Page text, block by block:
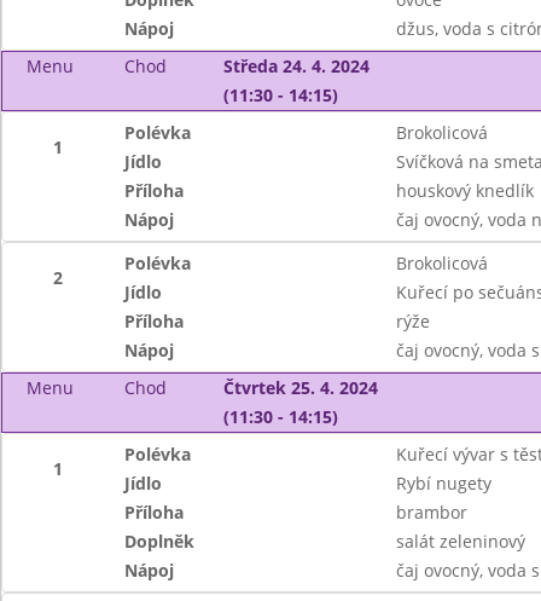
Nápoj
džus, voda s
Menu
Chod
Středa 24. 4. 2024
(11:30 - 14:15)
1
Polévka
Brokolicová
Jídlo
Svíčková na
Příloha
houskový knedlík
Nápoj
čaj ovocný, voda
2
Polévka
Brokolicová
Jídlo
Kuřecí po
Příloha
rýže
Nápoj
čaj ovocný, voda
Menu
Chod
Čtvrtek 25. 4. 2024
(11:30 - 14:15)
1
Polévka
Kuřecí vývar s
Jídlo
Rybí nugety
Příloha
brambor
Doplněk
salát zeleninový
Nápoj
čaj ovocný, voda